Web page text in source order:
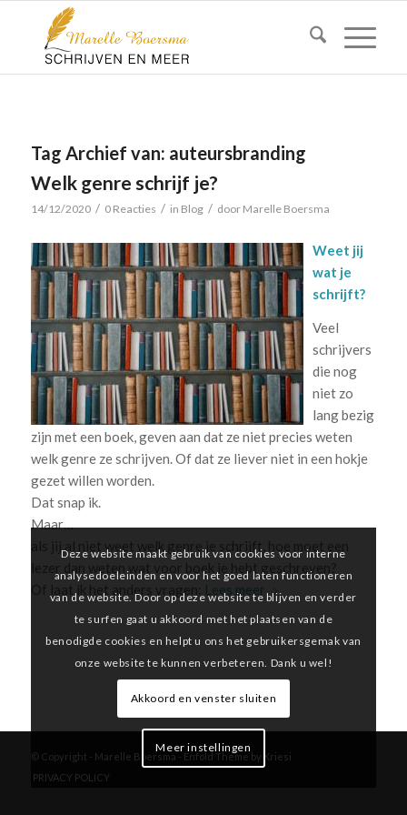
Tag Archief van: auteursbranding
Welk genre schrijf je?
14/12/2020 / 0 Reacties / in Blog / door Marelle Boersma
Weet jij
wat je
schrijft?
Veel
schrijvers
die nog
niet zo
lang bezig
zijn met een boek, geven aan dat ze niet precies weten
welk genre ze schrijven. Of dat ze liever niet in een hokje
gezet willen worden.
Dat snap ik.
Maar…
Lees meer
© Copyright - Marelle Boersma - Enfold Theme by Kriesi
PRIVACY POLICY
Deze website maakt gebruik van cookies voor interne
analysedoeleinden en voor het goed laten functioneren
van de website. Door op deze website te blijven en verder
te surfen gaat u akkoord met het plaatsen van de
benodigde cookies en helpt u ons het gebruikersgemak van
onze website te kunnen verbeteren. Dank u wel!
Akkoord en venster sluiten
Meer instellingen